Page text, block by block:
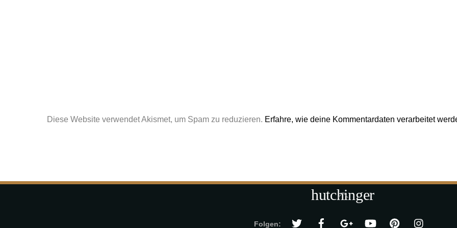
Diese Website verwendet Akismet, um Spam zu reduzieren. Erfahre, wie deine Kommentardaten verarbeitet
Back
Top
hutchinger
Folgen: